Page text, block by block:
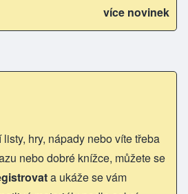
více novinek
hry, nápady nebo víte třeba
nebo dobré knížce, můžete se
a ukáže se vám